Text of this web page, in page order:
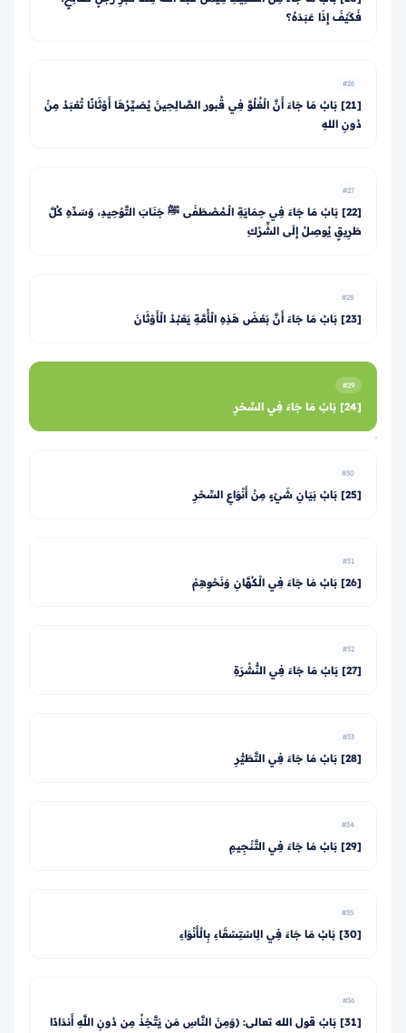
فَكَيْفَ إِذَا عَبَدَهُ؟
#26
[21] بَابُ مَا جَاءَ أَنَّ الْغُلُوَّ فِي قُبور الصَّالِحِينَ يُصَيِّرُهَا أَوْثَانًا تُعْبَدُ مِنْ
دُونِ اللهِ
#27
[22] بَابُ مَا جَاءَ فِي حِمَايَةِ الْـمُصْطَفَى ﷺ جَنَابَ التَّوْحِيدِ، وَسَدِّهِ كُلَّ
طَرِيقٍ يُوصِلُ إِلَى الشِّرْكِ
#28
[23] بَابُ مَا جَاءَ أَنَّ بَعْضَ هَذِهِ الْأُمَّةِ يَعْبُدُ الْأَوْثَانَ
#29
[24] بَابُ مَا جَاءَ فِي السِّحْرِ
#30
[25] بَابُ بَيَانِ شَيْءٍ مِنْ أَنْوَاعِ السِّحْرِ
#31
[26] بَابُ مَا جَاءَ فِي الْكُهَّانِ وَنَحْوِهِمْ
#32
[27] بَابُ مَا جَاءَ فِي النُّشْرَةِ
#33
[28] بَابُ مَا جَاءَ فِي التَّطَيُّرِ
#34
[29] بَابُ مَا جَاءَ فِي التَّنْجِيمِ
#35
[30] بَابُ مَا جَاءَ فِي الِاسْتِسْقَاءِ بِالْأَنْوَاءِ
#36
[31] بَابُ قول الله تعالى: ﴿وَمِنَ النَّاسِ مَن يَتَّخِذُ مِن دُونِ اللَّهِ أَندَادًا